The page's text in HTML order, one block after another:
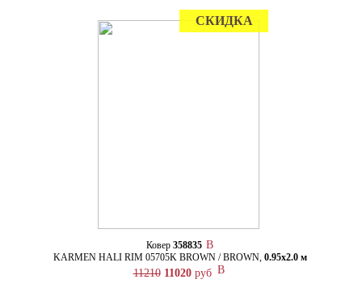
СКИДКА
Ковер 358835
KARMEN HALI RIM 05705K BROWN / BROWN, 0.95х2.0 м
11210 11020руб